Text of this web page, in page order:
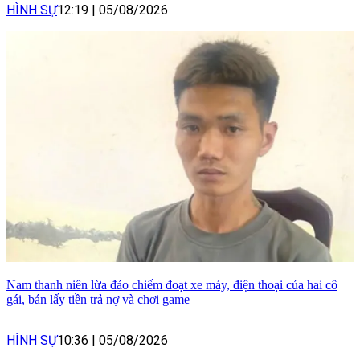
HÌNH SỰ12:19 05/08/2026
Nam thanh niên lừa đảo chiếm đoạt xe máy, điện thoại của hai cô
gái, bán lấy tiền trả nợ và chơi game
HÌNH SỰ10:36 05/08/2026